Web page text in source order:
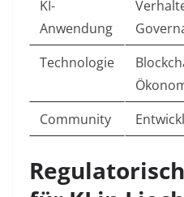
KI-
Anwendung
Technologie
Community